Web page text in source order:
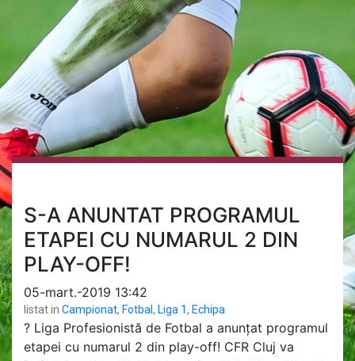
S-A ANUNTAT PROGRAMUL
ETAPEI CU NUMARUL 2 DIN
PLAY-OFF!
05-mart.-2019 13:42
listat in Campionat, Fotbal , Liga 1, Echipa
? Liga Profesionistă de Fotbal a anunțat programul
etapei cu numarul 2 din play-off! CFR Cluj va